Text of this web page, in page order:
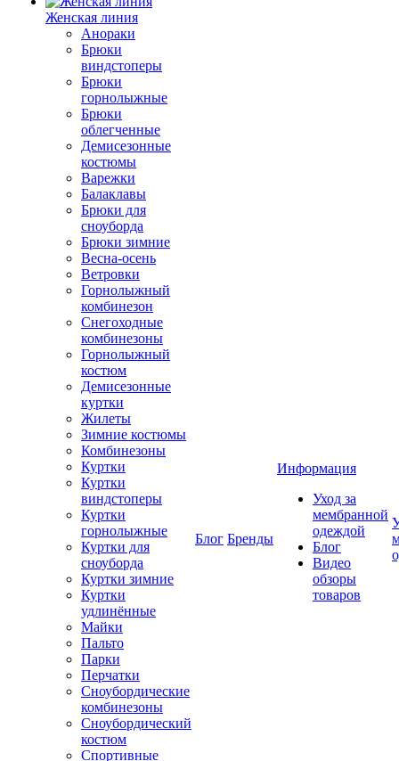
Женская линия
Анораки
Брюки
виндстоперы
Брюки
горнолыжные
Брюки
облегченные
Демисезонные
костюмы
Варежки
Балаклавы
Брюки для
сноуборда
Брюки зимние
Весна-осень
Ветровки
Горнолыжный
комбинезон
Снегоходные
комбинезоны
Горнолыжный
костюм
Демисезонные
куртки
Жилеты
Зимние костюмы
Комбинезоны
Куртки
Куртки
виндстоперы
Куртки
горнолыжные
Куртки для
сноуборда
Куртки зимние
Куртки
удлинённые
Майки
Пальто
Парки
Перчатки
Сноубордические
комбинезоны
Сноубордический
костюм
Спортивные
Блог Бренды
Информация
Уход за
мембранной
одеждой
Блог
Видео
обзоры
товаров